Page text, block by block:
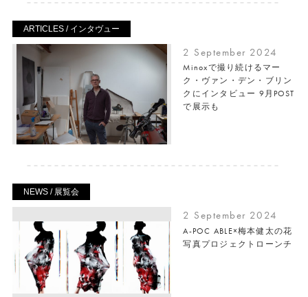
ARTICLES / インタヴュー
2 September 2024
Minoxで撮り続けるマー
ク・ヴァン・デン・ブリン
クにインタビュー 9月POST
で展示も
NEWS / 展覧会
2 September 2024
A-POC ABLE×梅本健太の花
写真プロジェクトローンチ